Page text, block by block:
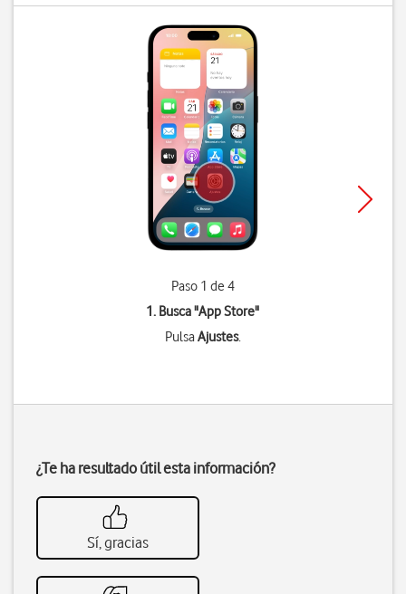
Paso 1 de 4
1. Busca "App Store"
PulsaAjustes.
¿Te ha resultado útil esta información?
Sí, gracias